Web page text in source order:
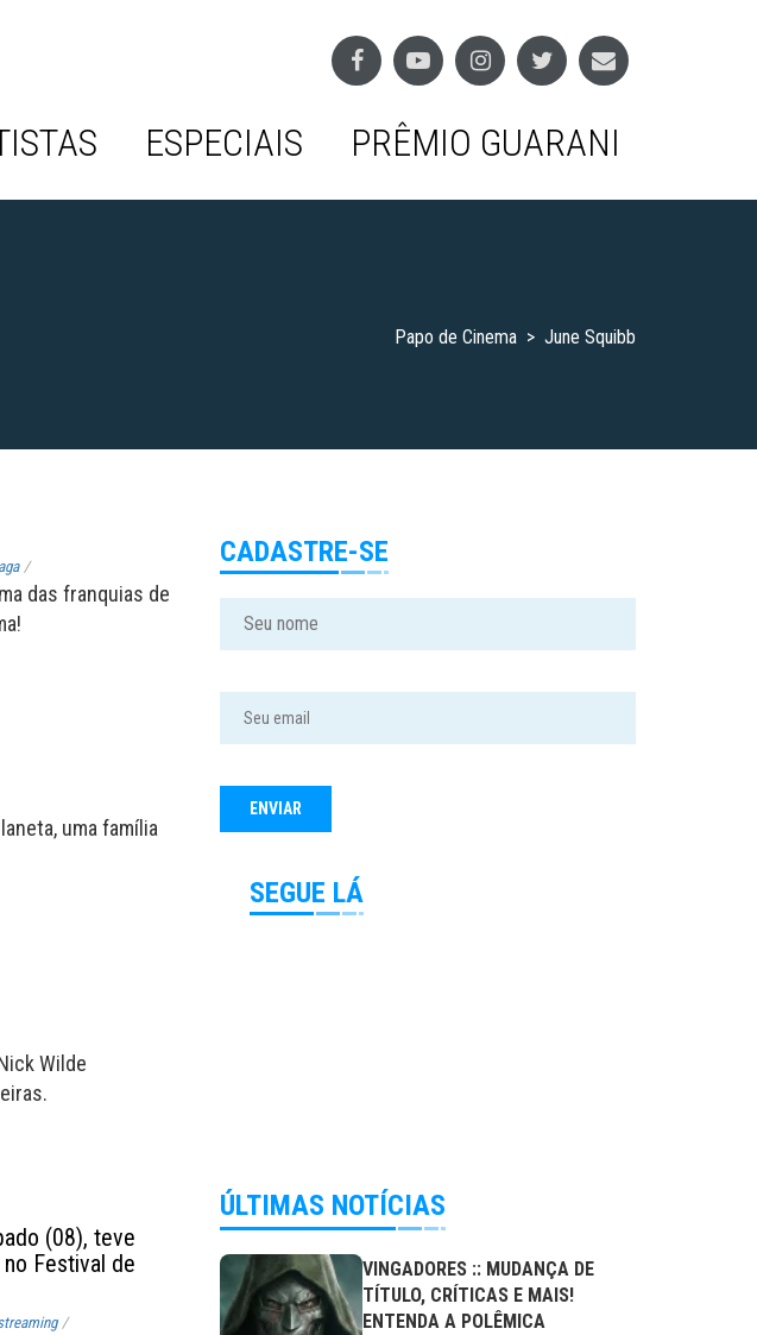
ESPECIAIS PRÊMIO GUARANI
Papo de Cinema > June Squibb
/
das franquias de
uma família
Wilde
(08), teve
Festival de
/
CADASTRE-SE
SEGUE LÁ
ÚLTIMAS NOTÍCIAS
VINGADORES :: MUDANÇA DE
TÍTULO, CRÍTICAS E MAIS!
ENTENDA A POLÊMICA